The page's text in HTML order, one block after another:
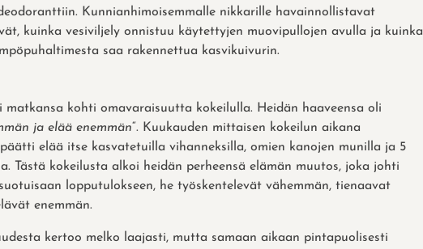
Kunnianhimoisemmalle nikkarille havainnollistavat
kuinka vesiviljely onnistuu käytettyjen muovipullojen avulla ja kuinka
saa rakennettua kasvikuivurin.
kohti omavaraisuutta kokeilulla. Heidän haaveensa oli
ja elää enemmän“. Kuukauden mittaisen kokeilun aikana
elää itse kasvatetuilla vihanneksilla, omien kanojen munilla ja 5
Tästä kokeilusta alkoi heidän perheensä elämän muutos, joka johti
lopputulokseen, he työskentelevät vähemmän, tienaavat
enemmän.
kertoo melko laajasti, mutta samaan aikaan pintapuolisesti